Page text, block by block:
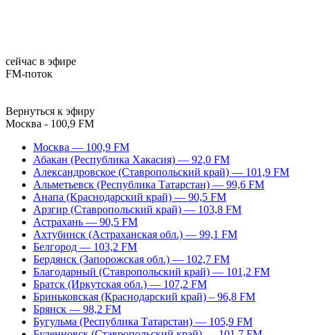
сейчас в эфире
FM-поток
Вернуться к эфиру
Москва - 100,9 FM
Москва — 100,9 FM
Абакан (Республика Хакасия) — 92,0 FM
Александровское (Ставропольский край) — 101,9 FM
Альметьевск (Республика Татарстан) — 99,6 FM
Анапа (Краснодарский край) — 90,5 FM
Арзгир (Ставропольский край) — 103,8 FM
Астрахань — 90,5 FM
Ахтубинск (Астраханская обл.) — 99,1 FM
Белгород — 103,2 FM
Бердянск (Запорожская обл.) — 102,7 FM
Благодарный (Ставропольский край) — 101,2 FM
Братск (Иркутская обл.) — 107,2 FM
Бриньковская (Краснодарский край) – 96,8 FM
Брянск — 98,2 FM
Бугульма (Республика Татарстан) — 105,9 FM